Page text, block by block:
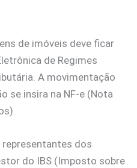
de imóveis deve ficar
de Regimes
A movimentação
se insira na NF-e (Nota
dos
do IBS (Imposto sobre